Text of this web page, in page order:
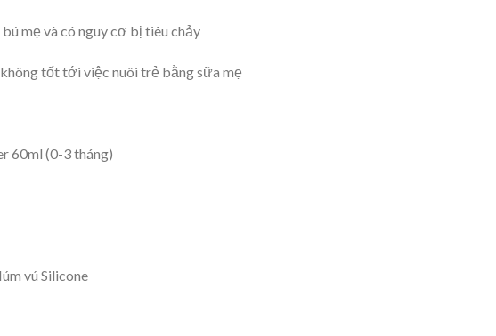
mẹ và có nguy cơ bị tiêu chảy
tốt tới việc nuôi trẻ bằng sữa mẹ
60ml (0-3 tháng)
vú Silicone